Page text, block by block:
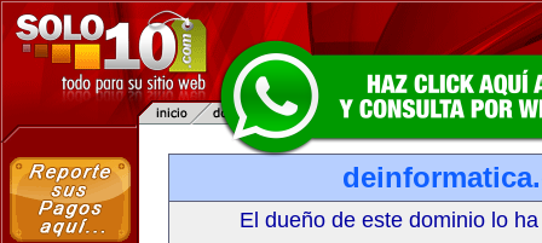
El dueño de este dominio lo